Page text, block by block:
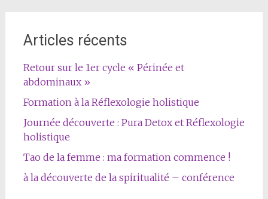
Articles récents
Retour sur le 1er cycle « Périnée et
abdominaux »
Formation à la Réflexologie holistique
Journée découverte : Pura Detox et Réflexologie
holistique
Tao de la femme : ma formation commence !
à la découverte de la spiritualité – conférence